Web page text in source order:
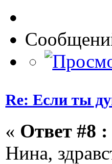
Re: Если ты
« Ответ #8 :
Нина,